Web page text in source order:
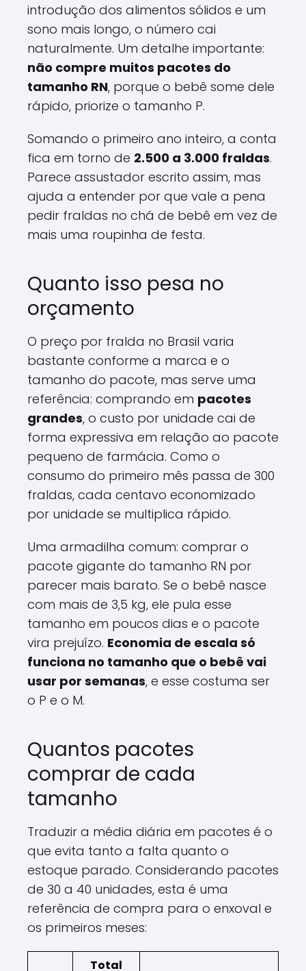
introdução dos alimentos sólidos e um
sono mais longo, o número cai
naturalmente. Um detalhe importante:
não compre muitos pacotes do
tamanho RN, porque o bebê some dele
rápido, priorize o tamanho P.
Somando o primeiro ano inteiro, a conta
fica em torno de 2.500 a 3.000 fraldas.
Parece assustador escrito assim, mas
ajuda a entender por que vale a pena
pedir fraldas no chá de bebê em vez de
mais uma roupinha de festa.
Quanto isso pesa no
orçamento
O preço por fralda no Brasil varia
bastante conforme a marca e o
tamanho do pacote, mas serve uma
referência: comprando em pacotes
grandes, o custo por unidade cai de
forma expressiva em relação ao pacote
pequeno de farmácia. Como o
consumo do primeiro mês passa de 300
fraldas, cada centavo economizado
por unidade se multiplica rápido.
Uma armadilha comum: comprar o
pacote gigante do tamanho RN por
parecer mais barato. Se o bebê nasce
com mais de 3,5 kg, ele pula esse
tamanho em poucos dias e o pacote
vira prejuízo. Economia de escala só
funciona no tamanho que o bebê vai
usar por semanas, e esse costuma ser
o P e o M.
Quantos pacotes
comprar de cada
tamanho
Traduzir a média diária em pacotes é o
que evita tanto a falta quanto o
estoque parado. Considerando pacotes
de 30 a 40 unidades, esta é uma
referência de compra para o enxoval e
os primeiros meses:
Total